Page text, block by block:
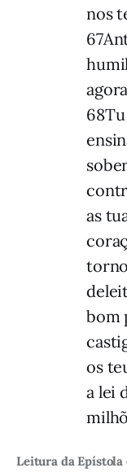
nos
as
bom
os
a lei
Leitura da Epístola